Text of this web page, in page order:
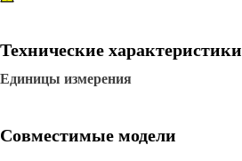
Технические характеристики
Единицы измерения
Совместимые модели